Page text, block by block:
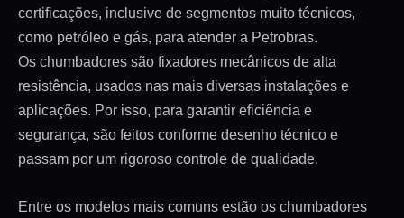
certificações, inclusive de segmentos muito técnicos,
como petróleo e gás, para atender a Petrobras.
Os chumbadores são fixadores mecânicos de alta
resistência, usados nas mais diversas instalações e
aplicações. Por isso, para garantir eficiência e
segurança, são feitos conforme desenho técnico e
passam por um rigoroso controle de qualidade.
Entre os modelos mais comuns estão os chumbadores